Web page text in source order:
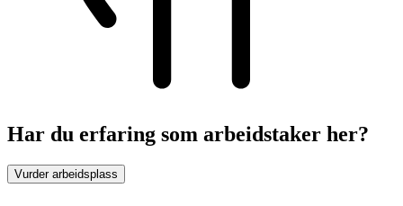
Har du erfaring som arbeidstaker her?
Vurder arbeidsplass